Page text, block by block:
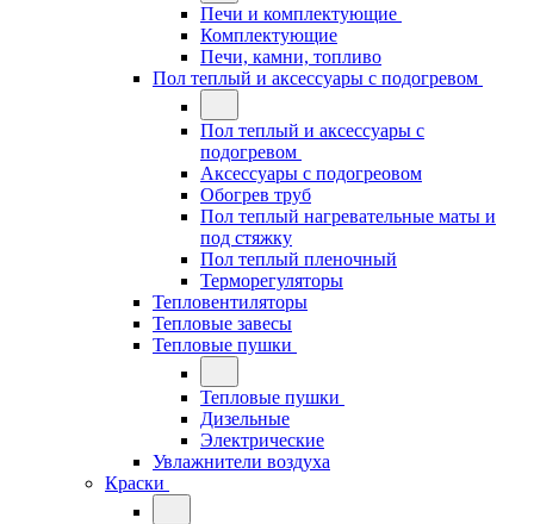
Печи и комплектующие
Комплектующие
Печи, камни, топливо
Пол теплый и аксессуары с подогревом
Пол теплый и аксессуары с
подогревом
Аксессуары с подогреовом
Обогрев труб
Пол теплый нагревательные маты и
под стяжку
Пол теплый пленочный
Терморегуляторы
Тепловентиляторы
Тепловые завесы
Тепловые пушки
Тепловые пушки
Дизельные
Электрические
Увлажнители воздуха
Краски